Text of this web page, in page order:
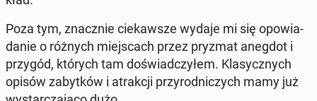
Poza tym, znacz­nie cie­kaw­sze wydaje mi się opo­wia­
da­nie o różnych miej­scach przez pryzmat anegdot i
przygód, których tam do­świad­czy­łem. Kla­sycz­nych
opisów za­byt­ków i atrak­cji przy­rod­ni­czych mamy już